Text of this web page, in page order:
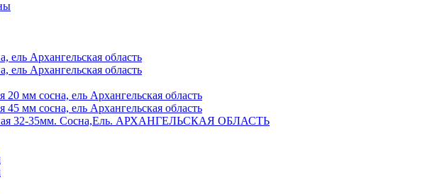
ель Архангельская область
ель Архангельская область
20 мм сосна, ель Архангельская область
45 мм сосна, ель Архангельская область
32-35мм. Сосна,Ель. АРХАНГЕЛЬСКАЯ ОБЛАСТЬ